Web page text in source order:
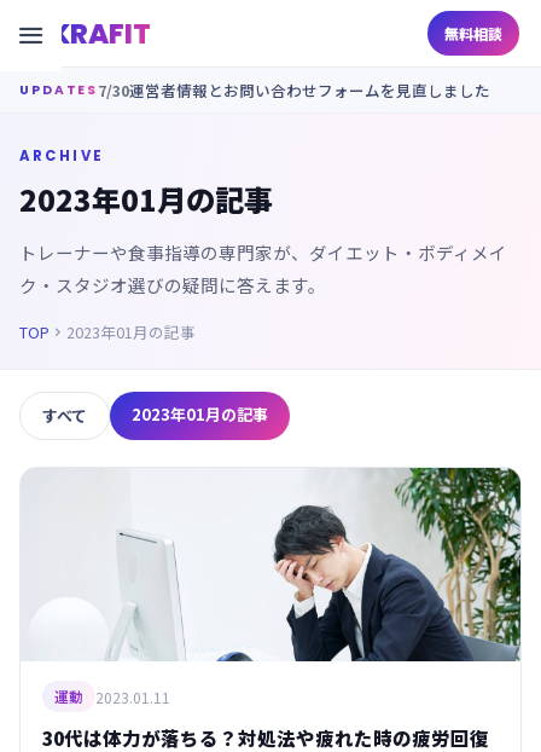
KRAFIT 無料相談

UPDATES 7/30運営者情報とお問い合わせフォームを見直しました
ARCHIVE
2023年01月の記事
トレーナーや食事指導の専門家が、ダイエット・ボディメイ
ク・スタジオ選びの疑問に答えます。
TOP  2023年01月の記事
すべて 2023年01月の記事
運動 2023.01.11
30代は体力が落ちる？対処法や疲れた時の疲労回復